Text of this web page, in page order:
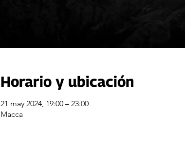
Horario y ubicación
21 may 2024, 19:00 – 23:00
Macca